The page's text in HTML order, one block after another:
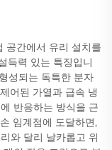
공간에서 유리 설치를
득력 있는 특징입니
성되는 독특한 분자
어된 가열과 급속 냉
반응하는 방식을 근
임계점에 도달하면,
와 달리 날카롭고 위